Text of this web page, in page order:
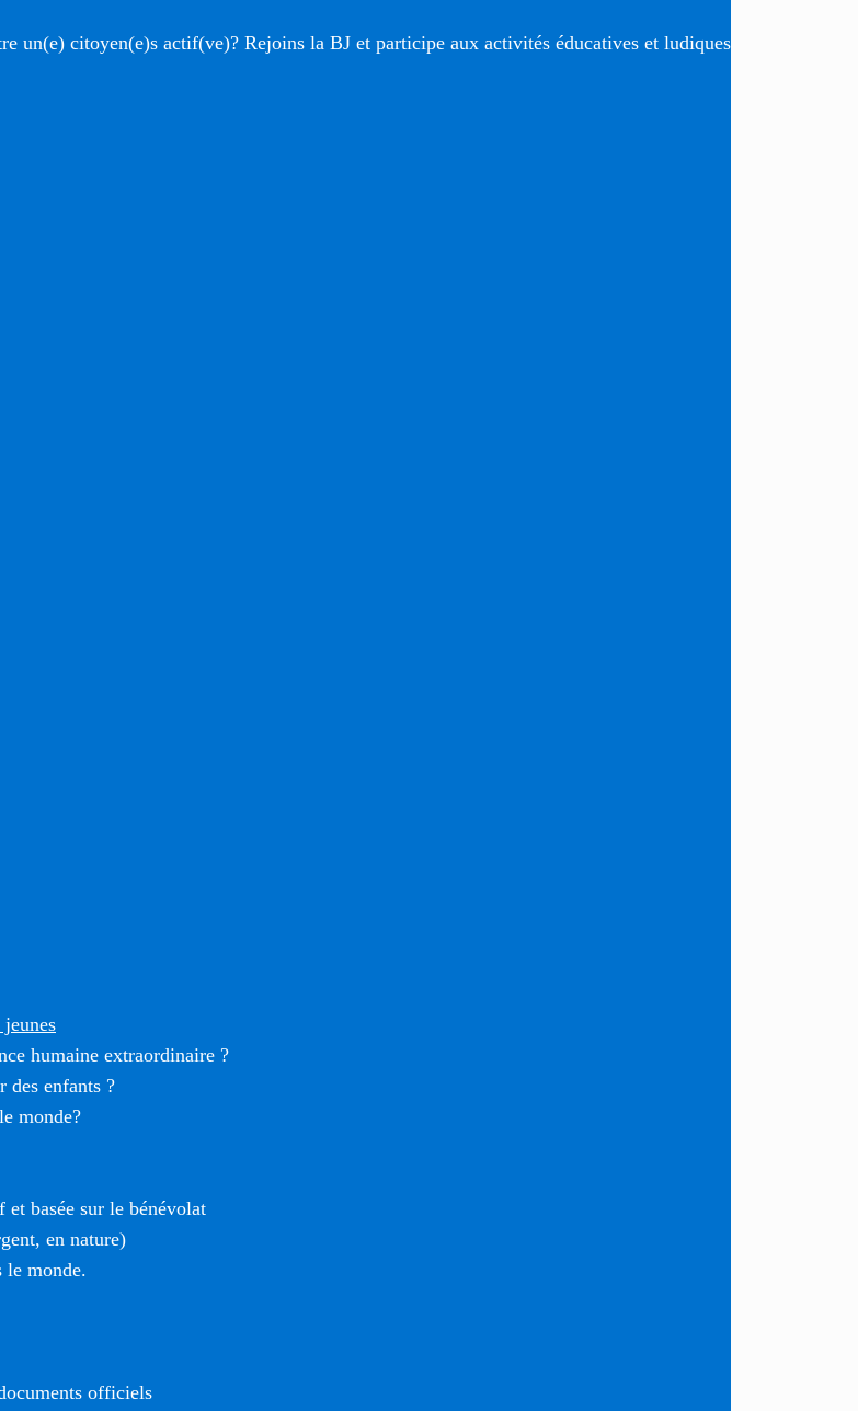
un(e) citoyen(e)s actif(ve)? Rejoins la BJ et participe aux activités éducatives et ludiques
humaine extraordinaire ?
des enfants ?
monde?
basée sur le bénévolat
en nature)
le monde.
officiels